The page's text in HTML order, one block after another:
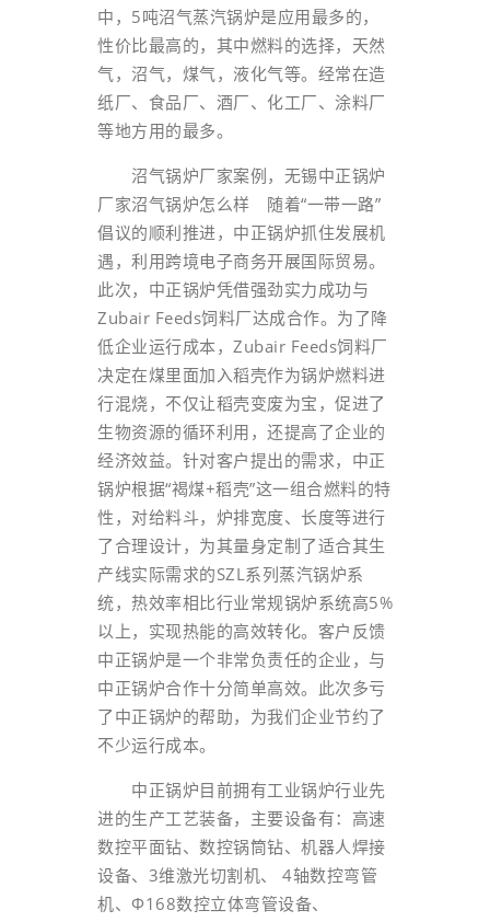
中，5吨沼气蒸汽锅炉是应用最多的，
性价比最高的，其中燃料的选择，天然
气，沼气，煤气，液化气等。经常在造
纸厂、食品厂、酒厂、化工厂、涂料厂
等地方用的最多。
沼气锅炉厂家案例，无锡中正锅炉
厂家沼气锅炉怎么样 随着“一带一路”
倡议的顺利推进，中正锅炉抓住发展机
遇，利用跨境电子商务开展国际贸易。
此次，中正锅炉凭借强劲实力成功与
Zubair Feeds饲料厂达成合作。为了降
低企业运行成本，Zubair Feeds饲料厂
决定在煤里面加入稻壳作为锅炉燃料进
行混烧，不仅让稻壳变废为宝，促进了
生物资源的循环利用，还提高了企业的
经济效益。针对客户提出的需求，中正
锅炉根据“褐煤+稻壳”这一组合燃料的特
性，对给料斗，炉排宽度、长度等进行
了合理设计，为其量身定制了适合其生
产线实际需求的SZL系列蒸汽锅炉系
统，热效率相比行业常规锅炉系统高5%
以上，实现热能的高效转化。客户反馈
中正锅炉是一个非常负责任的企业，与
中正锅炉合作十分简单高效。此次多亏
了中正锅炉的帮助，为我们企业节约了
不少运行成本。
中正锅炉目前拥有工业锅炉行业先
进的生产工艺装备，主要设备有：高速
数控平面钻、数控锅筒钻、机器人焊接
设备、3维激光切割机、 4轴数控弯管
机、Φ168数控立体弯管设备、